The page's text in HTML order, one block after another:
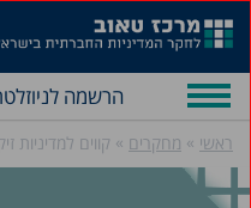
הרשמה
ראשי » מחקרים » קווים למדיניות